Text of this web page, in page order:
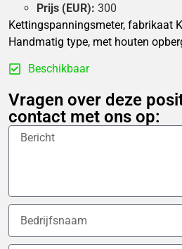
Prijs (EUR): 300
Kettingspanningsmeter, fabrikaat
Handmatig type, met houten
Beschikbaar
Vragen over deze
contact met ons op: